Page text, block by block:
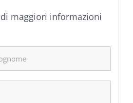
maggiori informazioni